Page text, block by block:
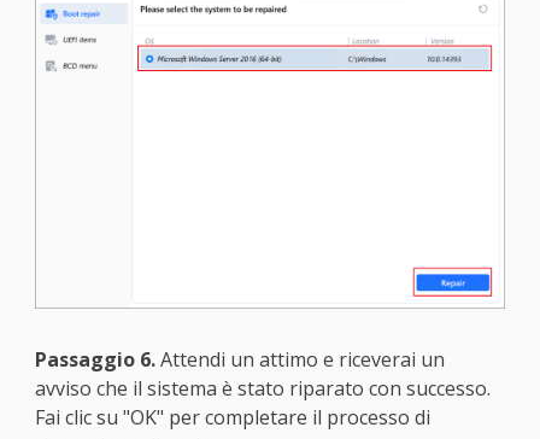
Passaggio 6.Attendi un attimo e riceverai un
avviso che il sistema è stato riparato con successo.
Fai clic su "OK" per completare il processo di